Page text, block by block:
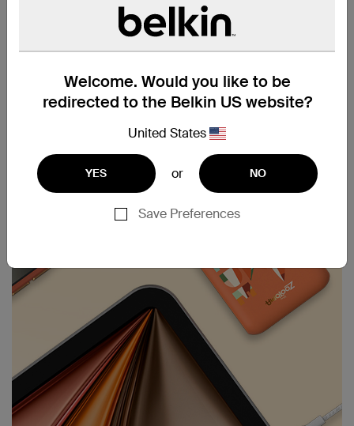
Welcome. Would you like to be
redirected to the Belkin US website?
United States
YES or NO
Save Preferences
10,000 毫安时电池容量，仅需 26 分钟
iPhone 15 Pro 的电量从 0 充至 50%，并提供长
达 43 小时的播放时间。让设备长时间电力充足，
以便在旅途中保持联络、轻松娱乐。